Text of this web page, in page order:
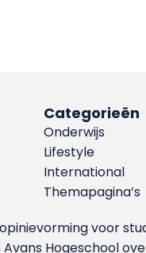
Categorieën
Onderwijs
Lifestyle
International
Themapagina’s
voor
Hogeschool